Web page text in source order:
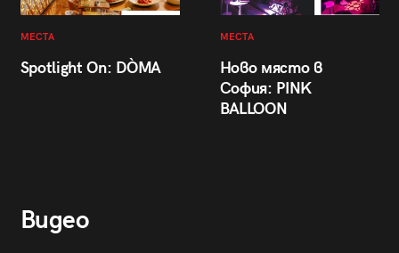
МЕСТА
Spotlight On: DÒMA
МЕСТА
Ново място в
София: PINK
BALLOON
Видео